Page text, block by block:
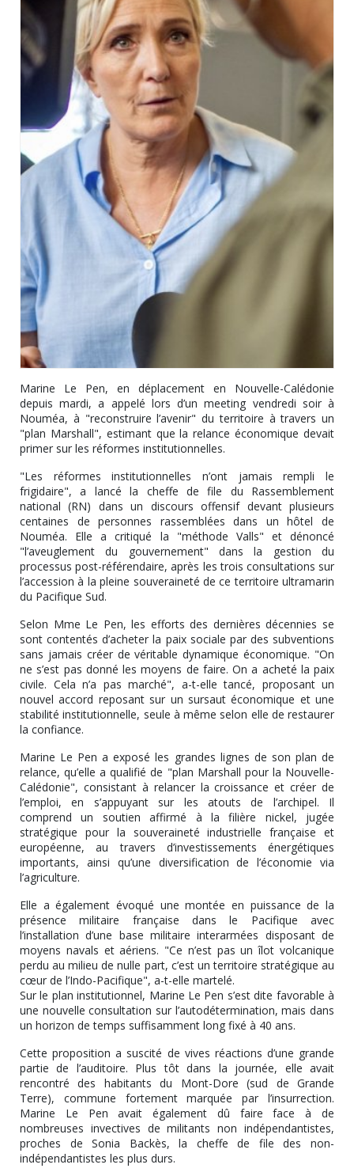
Marine Le Pen, en déplacement en Nouvelle-Calédonie
depuis mardi, a appelé lors d’un meeting vendredi soir à
Nouméa, à "reconstruire l’avenir" du territoire à travers un
"plan Marshall", estimant que la relance économique devait
primer sur les réformes institutionnelles.
"Les réformes institutionnelles n’ont jamais rempli le
frigidaire", a lancé la cheffe de file du Rassemblement
national (RN) dans un discours offensif devant plusieurs
centaines de personnes rassemblées dans un hôtel de
Nouméa. Elle a critiqué la "méthode Valls" et dénoncé
"l’aveuglement du gouvernement" dans la gestion du
processus post-référendaire, après les trois consultations sur
l’accession à la pleine souveraineté de ce territoire ultramarin
du Pacifique Sud.
Selon Mme Le Pen, les efforts des dernières décennies se
sont contentés d’acheter la paix sociale par des subventions
sans jamais créer de véritable dynamique économique. "On
ne s’est pas donné les moyens de faire. On a acheté la paix
civile. Cela n’a pas marché", a-t-elle tancé, proposant un
nouvel accord reposant sur un sursaut économique et une
stabilité institutionnelle, seule à même selon elle de restaurer
la confiance.
Marine Le Pen a exposé les grandes lignes de son plan de
relance, qu’elle a qualifié de "plan Marshall pour la Nouvelle-
Calédonie", consistant à relancer la croissance et créer de
l’emploi, en s’appuyant sur les atouts de l’archipel. Il
comprend un soutien affirmé à la filière nickel, jugée
stratégique pour la souveraineté industrielle française et
européenne, au travers d’investissements énergétiques
importants, ainsi qu’une diversification de l’économie via
l’agriculture.
Elle a également évoqué une montée en puissance de la
présence militaire française dans le Pacifique avec
l’installation d’une base militaire interarmées disposant de
moyens navals et aériens. "Ce n’est pas un îlot volcanique
perdu au milieu de nulle part, c’est un territoire stratégique au
cœur de l’Indo-Pacifique", a-t-elle martelé.
Sur le plan institutionnel, Marine Le Pen s’est dite favorable à
une nouvelle consultation sur l’autodétermination, mais dans
un horizon de temps suffisamment long fixé à 40 ans.
Cette proposition a suscité de vives réactions d’une grande
partie de l’auditoire. Plus tôt dans la journée, elle avait
rencontré des habitants du Mont-Dore (sud de Grande
Terre), commune fortement marquée par l’insurrection.
Marine Le Pen avait également dû faire face à de
nombreuses invectives de militants non indépendantistes,
proches de Sonia Backès, la cheffe de file des non-
indépendantistes les plus durs.